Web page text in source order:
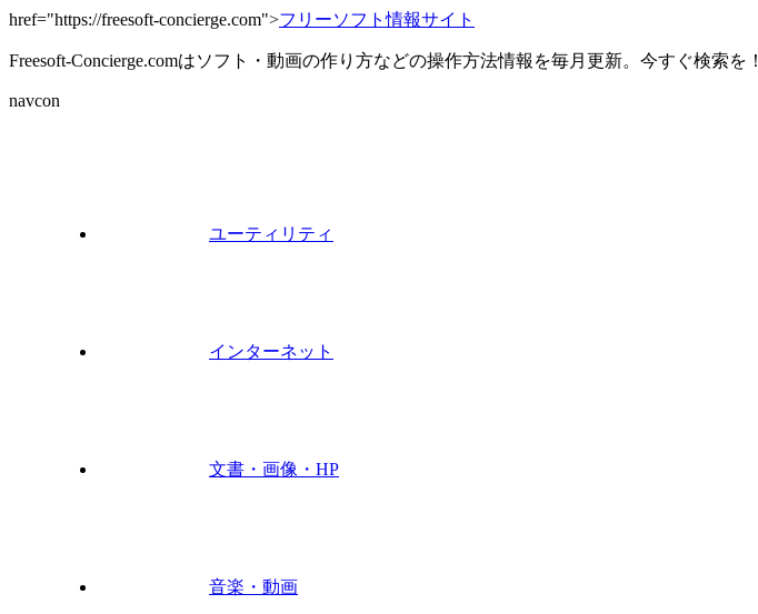
href="https://freesoft-concierge.com">フリーソフト情報サイト
Freesoft-Concierge.comはソフト・動画の作り方などの操作方法情報を毎月更新。今すぐ検索を！
navcon
ユーティリティ
インターネット
文書・画像・HP
音楽・動画